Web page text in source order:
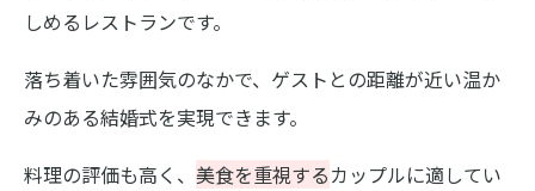
しめるレストランです。
落ち着いた雰囲気のなかで、ゲストとの距離が近い温か
みのある結婚式を実現できます。
料理の評価も高く、 美食を重視するカップルに適してい